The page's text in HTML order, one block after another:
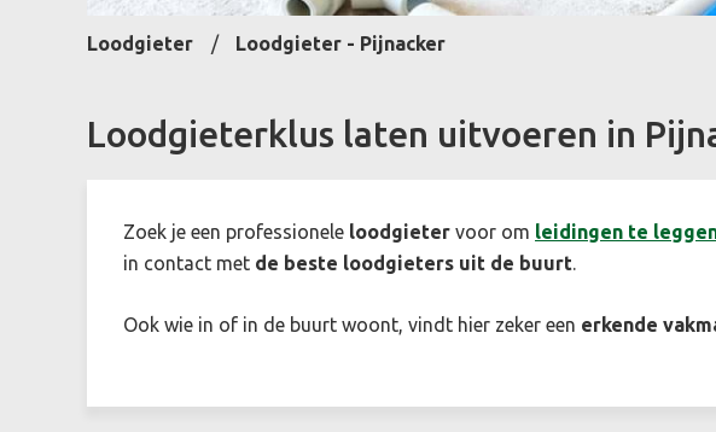
Loodgieter Loodgieter - Pijnacker
Loodgieterklus laten uitvoeren in
Zoek je een professionele loodgieter voor om leidingen te
in contact met de beste loodgieters uit de buurt.
Ook wie in of in de buurt woont, vindt hier zeker een erkende